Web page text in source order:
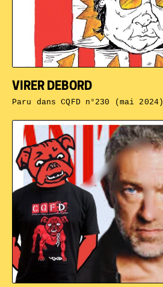
VIRER DEBORD
Paru dansCQFD n°230 (mai 2024)